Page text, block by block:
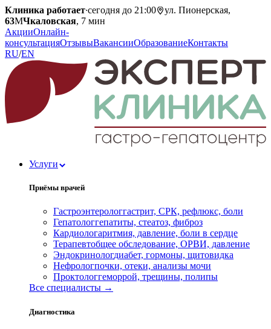
Клиника работает·сегодня до 21:00
ул. Пионерская,
63МЧкаловская, 7 мин
АкцииОнлайн-
консультацияОтзывыВакансииОбразованиеКонтакты
RU/EN
Услуги
Приёмы врачей
Гастроэнтерологгастрит, СРК, рефлюкс, боли
Гепатологгепатиты, стеатоз, фиброз
Кардиологаритмия, давление, боли в сердце
Терапевтобщее обследование, ОРВИ, давление
Эндокринологдиабет, гормоны, щитовидка
Нефрологпочки, отеки, анализы мочи
Проктологгеморрой, трещины, полипы
Все специалисты →
Диагностика